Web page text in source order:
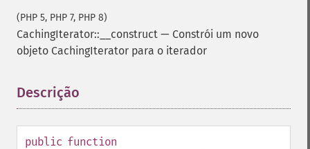
(PHP 5, PHP 7, PHP 8)
CachingIterator::__construct — Constrói um novo
objeto CachingIterator para o iterador
Descrição
public function